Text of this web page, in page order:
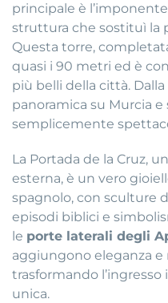
principale è l’imponente
struttura che sostituì la
Questa torre,
quasi i 90 metri ed è
più belli della città. Dalla
panoramica su Murcia e
semplicemente
La Portada de la Cruz,
esterna, è un vero
spagnolo, con sculture
episodi biblici e
le porte laterali degli
aggiungono eleganza e
trasformando l’ingresso
unica.